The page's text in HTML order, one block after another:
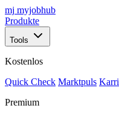
mj myjobhub
Produkte
Tools
Kostenlos
Quick Check Marktpuls
Premium